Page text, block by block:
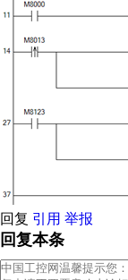
回复 引用 举报
回复本条